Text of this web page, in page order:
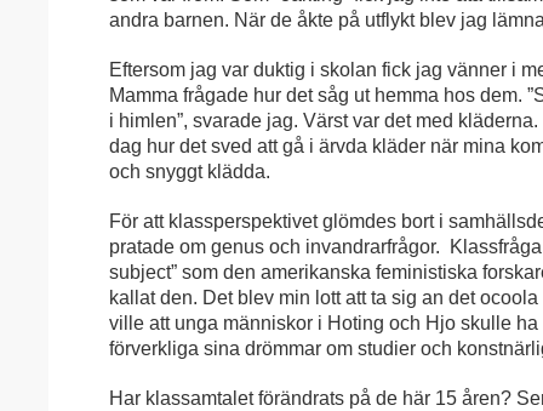
andra barnen. När de åkte på utflykt blev jag
Eftersom jag var duktig i skolan fick jag vänner i
Mamma frågade hur det såg ut hemma hos dem.
i himlen”, svarade jag. Värst var det med
dag hur det sved att gå i ärvda kläder när mina
och snyggt klädda.
För att klassperspektivet glömdes bort i
pratade om genus och invandrarfrågor.
subject” som den amerikanska feministiska
kallat den. Det blev min lott att ta sig an det
ville att unga människor i Hoting och Hjo skulle ha
förverkliga sina drömmar om studier och
Har klassamtalet förändrats på de här 15 åren?